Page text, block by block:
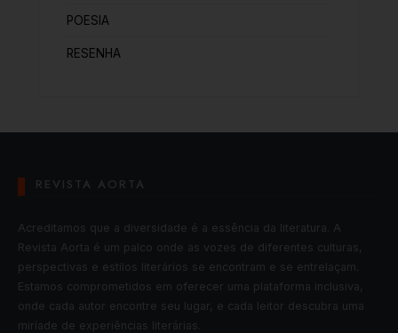
POESIA
RESENHA
REVISTA AORTA
Acreditamos que a diversidade é a essência da literatura. A
Revista Aorta é um palco onde as vozes de diferentes culturas,
perspectivas e estilos literários se encontram e se entrelaçam.
Estamos comprometidos em oferecer uma plataforma inclusiva,
onde cada autor encontre seu lugar, e cada leitor descubra uma
miríade de experiências literárias.